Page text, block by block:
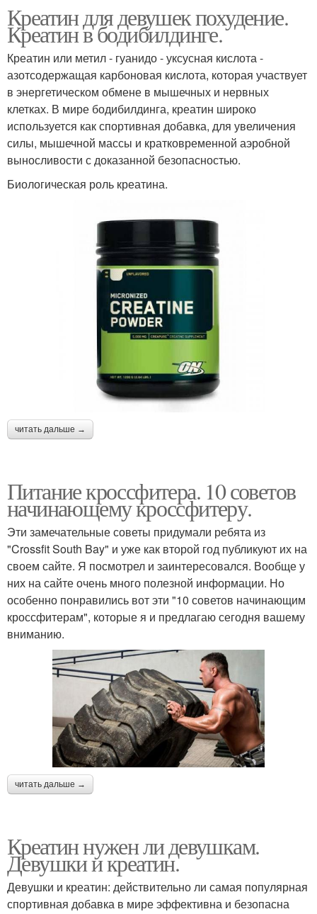
Креатин для девушек похудение.
Креатин в бодибилдинге.
Креатин или метил - гуанидо - уксусная кислота -
азотсодержащая карбоновая кислота, которая участвует
в энергетическом обмене в мышечных и нервных
клетках. В мире бодибилдинга, креатин широко
используется как спортивная добавка, для увеличения
силы, мышечной массы и кратковременной аэробной
выносливости с доказанной безопасностью.
Биологическая роль креатина.
читать дальше →
Питание кроссфитера. 10 советов
начинающему кроссфитеру.
Эти замечательные советы придумали ребята из
"Crossfit South Bay" и уже как второй год публикуют их на
своем сайте. Я посмотрел и заинтересовался. Вообще у
них на сайте очень много полезной информации. Но
особенно понравились вот эти "10 советов начинающим
кроссфитерам", которые я и предлагаю сегодня вашему
вниманию.
читать дальше →
Креатин нужен ли девушкам.
Девушки и креатин.
Девушки и креатин: действительно ли самая популярная
спортивная добавка в мире эффективна и безопасна